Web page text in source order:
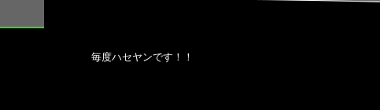
毎度ハセヤンです！！